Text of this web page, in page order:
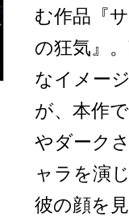
む作品『
の狂気』
なイメー
が、本作
やダーク
ャラを演
彼の顔を